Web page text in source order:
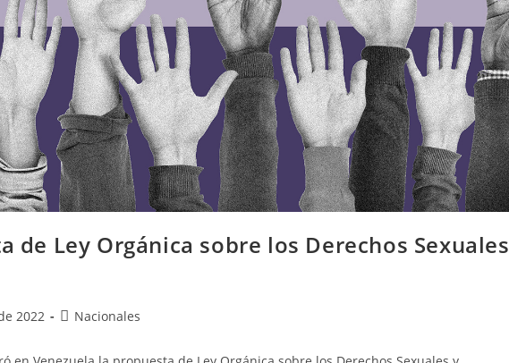
de Ley Orgánica sobre los Derechos Sexuales
2022 Nacionales